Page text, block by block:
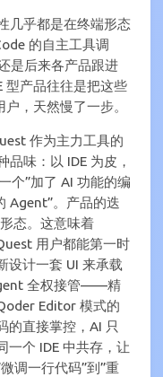
几乎都是在终端形态
的自主工具调
是后来各产品跟进
型产品往往是把这些
，天然慢了一步。
作为主力工具的
味：以 IDE 为皮，
个”加了 AI 功能的编
Agent”。产品的迭
态。这意味着
用户都能第一时
设计一套 UI 来承载
全权接管——精
Editor 模式的
的直接掌控，AI 只
一个 IDE 中共存，让
调一行代码”到”重